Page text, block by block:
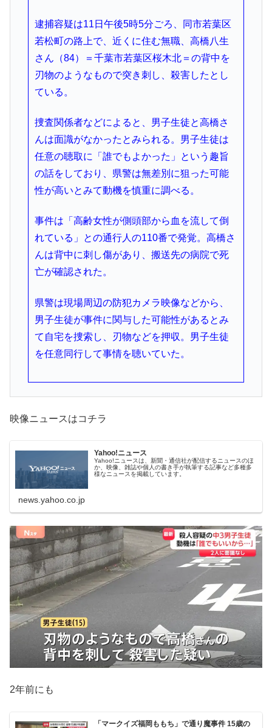
逮捕容疑は11日午後5時5分ごろ、同市若葉区
若松町の路上で、近くに住む無職、高橋八生
さん（84）＝千葉市若葉区桜木北＝の背中を
刃物のようなもので突き刺し、殺害したとし
ている。
捜査関係者などによると、男子生徒と高橋さ
んは面識がなかったとみられる。男子生徒は
任意の聴取に「誰でもよかった」という趣旨
の話をしており、県警は無差別に狙った可能
性が高いとみて動機を慎重に調べる。
事件は「高齢女性が側頭部から血を流して倒
れている」との通行人の110番で発覚。高橋さ
んは背中に刺し傷があり、搬送先の病院で死
亡が確認された。
県警は現場周辺の防犯カメラ映像などから、
男子生徒が事件に関与した可能性があるとみ
て自宅を捜索し、刃物などを押収。男子生徒
を任意同行して事情を聴いていた。
映像ニュースはコチラ
Yahoo!ニュース
Yahoo!ニュースは、新聞・通信社が配信するニュースのほ
か、映像、雑誌や個人の書き手が執筆する記事など多種多
様なニュースを掲載しています。
news.yahoo.co.jp
2年前にも
「マークイズ福岡ももち」で通り魔事件 15歳の